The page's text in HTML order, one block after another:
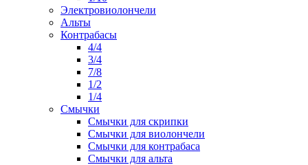
Электровиолончели
Альты
Контрабасы
4/4
3/4
7/8
1/2
1/4
Смычки
Смычки для скрипки
Смычки для виолончели
Смычки для контрабаса
Смычки для альта